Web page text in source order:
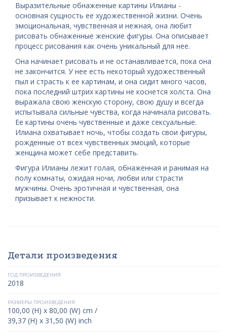
Выразительные обнаженные картины Илианы -
основная сущность ее художественной жизни. Очень
эмоциональная, чувственная и нежная, она любит
рисовать обнаженные женские фигуры. Она описывает
процесс рисования как очень уникальный для нее.
Она начинает рисовать и не останавливается, пока она
не закончится. У нее есть некоторый художественный
пыл и страсть к ее картинам, и она сидит много часов,
пока последний штрих картины не коснется холста. Она
выражала свою женскую сторону, свою душу и всегда
испытывала сильные чувства, когда начинала рисовать.
Ее картины очень чувственные и даже сексуальные.
Илиана охватывает ночь, чтобы создать свои фигуры,
рожденные от всех чувственных эмоций, которые
женщина может себе представить.
Фигура Илианы лежит голая, обнаженная и ранимая на
полу комнаты, ожидая ночи, любви или страсти
мужчины. Очень эротичная и чувственная, она
призывает к нежности.
Детали произведения
ГОД ПРОИЗВЕДЕНИЯ
2018
РАЗМЕРЫ ПРОИЗВЕДЕНИЯ
100,00 (H) x 80,00 (W) cm /
39,37 (H) x 31,50 (W) inch